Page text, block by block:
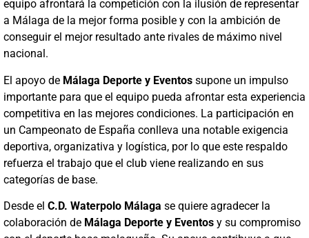
equipo afrontará la competición con la ilusión de representar
a Málaga de la mejor forma posible y con la ambición de
conseguir el mejor resultado ante rivales de máximo nivel
nacional.
El apoyo de Málaga Deporte y Eventos supone un impulso
importante para que el equipo pueda afrontar esta experiencia
competitiva en las mejores condiciones. La participación en
un Campeonato de España conlleva una notable exigencia
deportiva, organizativa y logística, por lo que este respaldo
refuerza el trabajo que el club viene realizando en sus
categorías de base.
Desde el C.D. Waterpolo Málaga se quiere agradecer la
colaboración de Málaga Deporte y Eventos y su compromiso